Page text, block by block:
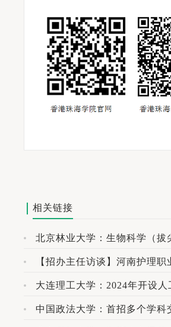
相关链接
北京林业大学：生物科学（拔
【招办主任访谈】河南护理职
大连理工大学：2024年开设
中国政法大学：首招多个学